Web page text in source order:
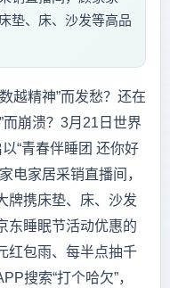
垫、床、沙发等高品
越精神”而发愁？还在
而崩溃？3月21日世界
“青春伴睡团 还你好
电家居采销直播间，
牌携床垫、床、沙发
东睡眠节活动优惠的
红包雨、每半点抽千
搜索“打个哈欠”，